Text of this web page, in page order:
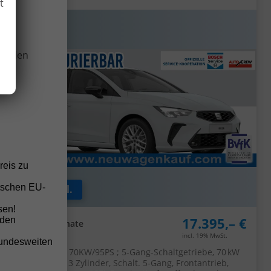
Tempomat, Multifunktions-Lederlenkrad, Parksensoren
: 5-7 Monate 17.395,– €
incl. 19% MwSt.
ab 135,– € mtl.
5-türig, 1.0 TSI ; 70KW/95PS ; 5-Gang-Schaltgetriebe, 70 kW
(95 PS), 999 cm³, 3 Zylinder, Schalt. 5-Gang, Frontantrieb,
zu
EU-